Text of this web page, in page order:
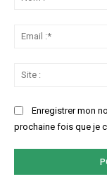
Enregistrer mon
prochaine fois que je